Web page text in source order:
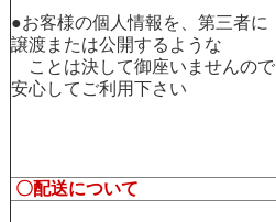
●お客様の個人情報を、第三者に
譲渡または公開するような
ことは決して御座いませんので
安心してご利用下さい
〇配送について